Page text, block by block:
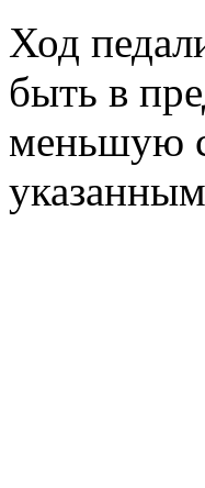
Ход
быть в
меньшую